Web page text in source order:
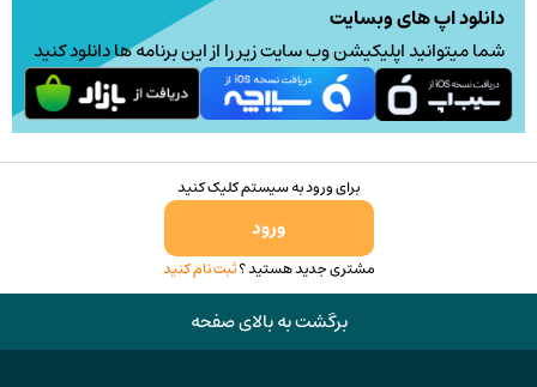
دانلود اپ های وبسایت
شما میتوانید اپلیکیشن وب سایت زیر را از این برنامه ها دانلود کنید
برای ورود به سیستم کلیک کنید
ورود
مشتری جدید هستید ؟ثبت نام کنید
برگشت به بالای صفحه